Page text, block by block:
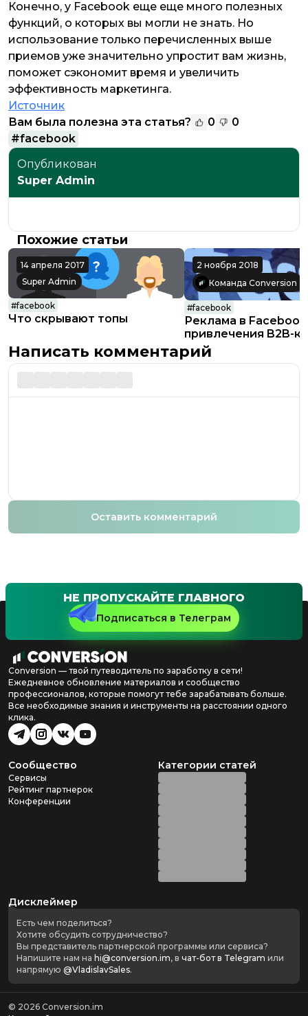
Конечно, у Facebook еще еще много полезных
функций, о которых вы могли не знать. Но
использование только перечисленных выше
приемов уже значительно упростит вам жизнь,
поможет сэкономит время и увеличить
эффективность маркетинга.
Источник
Вам была полезна эта статья?
0
0
#facebook
Опубликован
Super Admin
Похожие статьи
14 апреля 2017
Super Admin
#facebook
Что скрывают топы
2 ноября 2018
Команда Conversion
#facebook
Реклама в
привлечения B2B-
Написать комментарий
Оставить комментарий
НЕ ПРОПУСКАЙТЕ ГЛАВНОГО
Подписаться в Телеграм
Conversion — твой путеводитель по заработку в сети!
Ежедневное обновление материалов и сообщество
профессионалов, которые помогут тебе зарабатывать больше.
Все необходимые знания и инструменты на расстоянии одного
клика.
Сообщество
Сервисы
Рейтинг партнерок
Конференции
Категории статей
Дисклеймер
Есть чем поделиться?
Хотите обсудить сотрудничество?
Вы представитель партнерской программы или сервиса?
Напишите нам на hi@conversion.im, в чат-бот в Telegram или
напрямую @VladislavSales.
© 2026 Conversion.im